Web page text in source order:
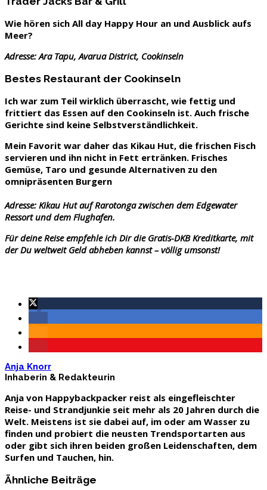
Wie hören sich All day Happy Hour an und Ausblick aufs
Meer?
Adresse: Ara Tapu, Avarua District, Cookinseln
Bestes Restaurant der Cookinseln
Ich war zum Teil wirklich überrascht, wie fettig und
frittiert das Essen auf den Cookinseln ist. Auch frische
Gerichte sind keine Selbstverständlichkeit.
Mein Favorit war daher das Kikau Hut, die frischen Fisch
servieren und ihn nicht in Fett ertränken. Frisches
Gemüse, Taro und gesunde Alternativen zu den
omnipräsenten Burgern
Adresse: Kikau Hutauf Rarotonga zwischen dem Edgewater
Ressort und dem Flughafen.
Für deine Reise empfehle ich Dir die Gratis-DKB Kreditkarte, mit
der Du weltweit Geld abheben kannst – völlig umsonst!
Anja Knorr
Inhaberin & Redakteurin
Anja von Happybackpacker reist als eingefleischter
Reise- und Strandjunkie seit mehr als 20 Jahren durch die
Welt. Meistens ist sie dabei auf, im oder am Wasser zu
finden und probiert die neusten Trendsportarten aus
oder gibt sich ihren beiden großen Leidenschaften, dem
Surfen und Tauchen, hin.
Ähnliche Beiträge